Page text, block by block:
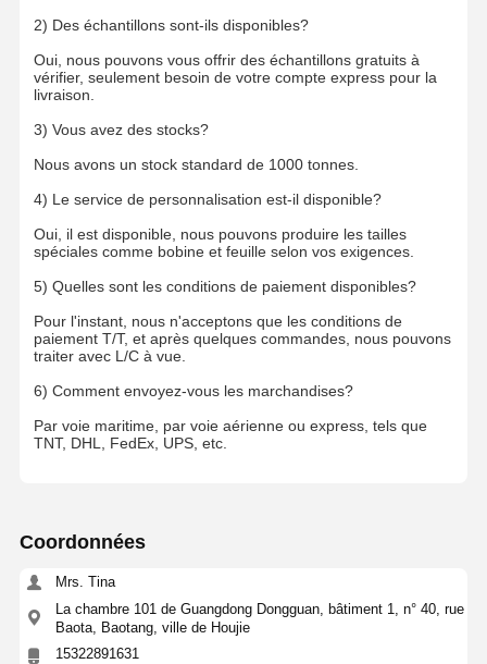
2) Des échantillons sont-ils disponibles?
Oui, nous pouvons vous offrir des échantillons gratuits à
vérifier, seulement besoin de votre compte express pour la
livraison.
3) Vous avez des stocks?
Nous avons un stock standard de 1000 tonnes.
4) Le service de personnalisation est-il disponible?
Oui, il est disponible, nous pouvons produire les tailles
spéciales comme bobine et feuille selon vos exigences.
5) Quelles sont les conditions de paiement disponibles?
Pour l'instant, nous n'acceptons que les conditions de
paiement T/T, et après quelques commandes, nous pouvons
traiter avec L/C à vue.
6) Comment envoyez-vous les marchandises?
Par voie maritime, par voie aérienne ou express, tels que
TNT, DHL, FedEx, UPS, etc.
Coordonnées
Mrs. Tina
La chambre 101 de Guangdong Dongguan, bâtiment 1, n° 40, rue
Baota, Baotang, ville de Houjie
15322891631